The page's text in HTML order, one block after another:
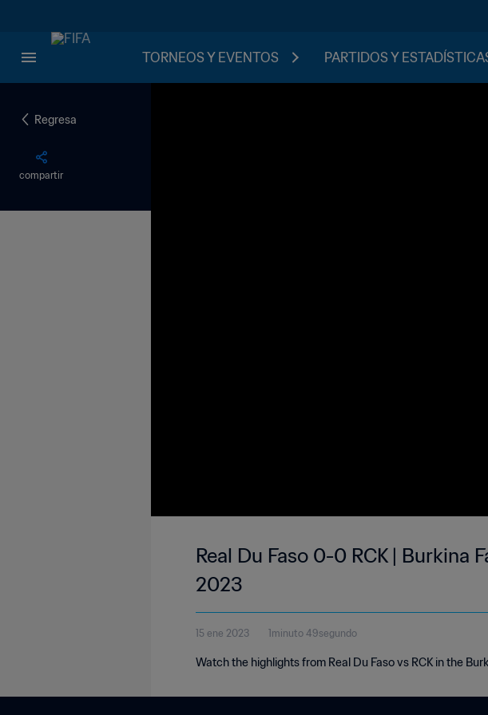
TORNEOS Y EVENTOS PARTIDOS Y
Regresa
compartir
Real Du Faso 0-0 RCK | Burkina
2023
15 ene 2023 1minuto 49segundo
Watch the highlights from Real Du Faso vs RCK in the